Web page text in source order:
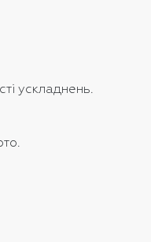
ускладнень.